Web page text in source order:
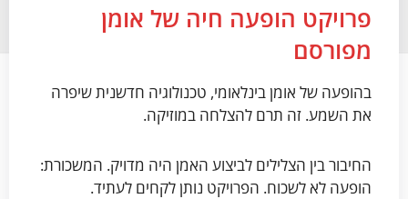
פרויקט הופעה חיה של אומן
מפורסם
בהופעה של אומן בינלאומי, טכנולוגיה חדשנית שיפרה
את השמע. זה תרם להצלחה במוזיקה.
החיבור בין הצלילים לביצוע האמן היה מדויק. המשכורת:
הופעה לא לשכוח. הפרויקט נותן לקחים לעתיד.